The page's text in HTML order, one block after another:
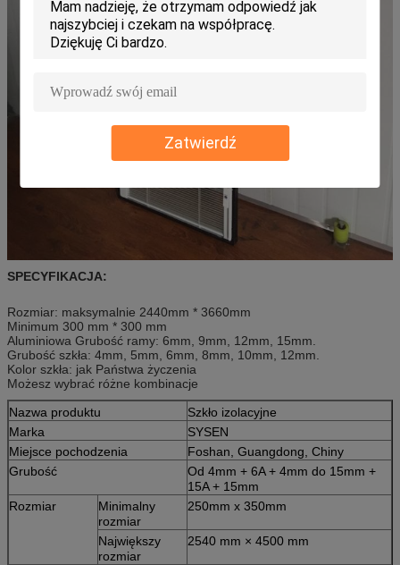
Zatwierdź
SPECYFIKACJA:
Rozmiar: maksymalnie 2440mm * 3660mm
Minimum 300 mm * 300 mm
Aluminiowa Grubość ramy: 6mm, 9mm, 12mm, 15mm.
Grubość szkła: 4mm, 5mm, 6mm, 8mm, 10mm, 12mm.
Kolor szkła: jak Państwa życzenia
Możesz wybrać różne kombinacje
Nazwa produktu
Szkło izolacyjne
Marka
SYSEN
Miejsce pochodzenia
Foshan, Guangdong, Chiny
Grubość
Od 4mm + 6A + 4mm do 15mm +
15A + 15mm
Rozmiar
Minimalny
rozmiar
250mm x 350mm
Największy
rozmiar
2540 mm × 4500 mm